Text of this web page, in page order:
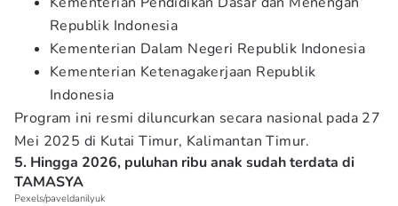
Republik Indonesia
Kementerian Dalam Negeri Republik Indonesia
Kementerian Ketenagakerjaan Republik
Indonesia
Program ini resmi diluncurkan secara nasional pada 27
Mei 2025 di Kutai Timur, Kalimantan Timur.
5. Hingga 2026, puluhan ribu anak sudah terdata di
TAMASYA
Pexels/paveldanilyuk